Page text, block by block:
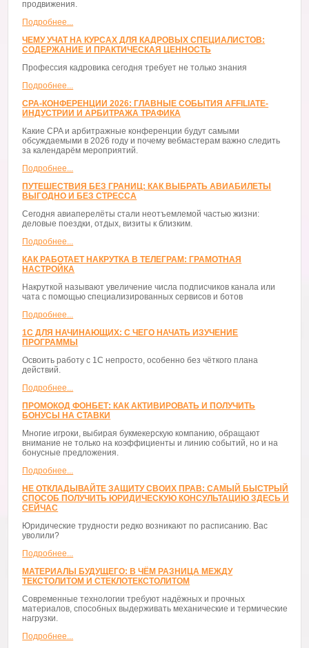
продвижения.
Подробнее...
ЧЕМУ УЧАТ НА КУРСАХ ДЛЯ КАДРОВЫХ СПЕЦИАЛИСТОВ:
СОДЕРЖАНИЕ И ПРАКТИЧЕСКАЯ ЦЕННОСТЬ
Профессия кадровика сегодня требует не только знания
Подробнее...
CPA-КОНФЕРЕНЦИИ 2026: ГЛАВНЫЕ СОБЫТИЯ AFFILIATE-
ИНДУСТРИИ И АРБИТРАЖА ТРАФИКА
Какие CPA и арбитражные конференции будут самыми
обсуждаемыми в 2026 году и почему вебмастерам важно следить
за календарём мероприятий.
Подробнее...
ПУТЕШЕСТВИЯ БЕЗ ГРАНИЦ: КАК ВЫБРАТЬ АВИАБИЛЕТЫ
ВЫГОДНО И БЕЗ СТРЕССА
Сегодня авиаперелёты стали неотъемлемой частью жизни:
деловые поездки, отдых, визиты к близким.
Подробнее...
КАК РАБОТАЕТ НАКРУТКА В ТЕЛЕГРАМ: ГРАМОТНАЯ
НАСТРОЙКА
Накруткой называют увеличение числа подписчиков канала или
чата с помощью специализированных сервисов и ботов
Подробнее...
1С ДЛЯ НАЧИНАЮЩИХ: С ЧЕГО НАЧАТЬ ИЗУЧЕНИЕ
ПРОГРАММЫ
Освоить работу с 1С непросто, особенно без чёткого плана
действий.
Подробнее...
ПРОМОКОД ФОНБЕТ: КАК АКТИВИРОВАТЬ И ПОЛУЧИТЬ
БОНУСЫ НА СТАВКИ
Многие игроки, выбирая букмекерскую компанию, обращают
внимание не только на коэффициенты и линию событий, но и на
бонусные предложения.
Подробнее...
НЕ ОТКЛАДЫВАЙТЕ ЗАЩИТУ СВОИХ ПРАВ: САМЫЙ БЫСТРЫЙ
СПОСОБ ПОЛУЧИТЬ ЮРИДИЧЕСКУЮ КОНСУЛЬТАЦИЮ ЗДЕСЬ И
СЕЙЧАС
Юридические трудности редко возникают по расписанию. Вас
уволили?
Подробнее...
МАТЕРИАЛЫ БУДУЩЕГО: В ЧЁМ РАЗНИЦА МЕЖДУ
ТЕКСТОЛИТОМ И СТЕКЛОТЕКСТОЛИТОМ
Современные технологии требуют надёжных и прочных
материалов, способных выдерживать механические и термические
нагрузки.
Подробнее...